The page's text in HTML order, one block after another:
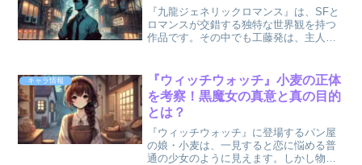
『九龍ジェネリックロマンス』は、SFと
ロマンスが交錯する独特な世界観を持つ
作品です。その中でも工藤発は、主人
える秘密、そして物語の核心にどのよう
に関与しているのかを徹底...
キャラ情報
『ウィッチウォッチ』小麦の正体
を考察！黒魔女の真意と真の目的
とは？
『ウィッチウォッチ』に登場するパン屋
の娘・小麦は、一見すると恋に悩める普
通の少女のように見えます。しかし物語